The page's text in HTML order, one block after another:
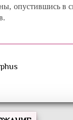
опустившись в